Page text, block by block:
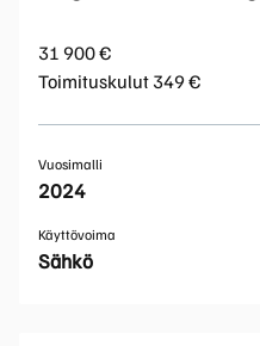
31 900 €
Toimituskulut 349 €
Vuosimalli
2024
Käyttövoima
Sähkö